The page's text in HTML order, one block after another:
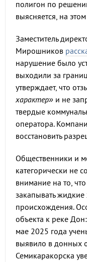
полигон по
выясняется, на
Заместитель
Мирошников
нарушение было
выходили за
утверждает, что
характер» и не
твердые
оператора.
восстановить
Общественники и
категорически не
внимание на то,
закапывать
происхождения.
объекта к реке
мае 2025 года
выявило в донных
Семикаракорска